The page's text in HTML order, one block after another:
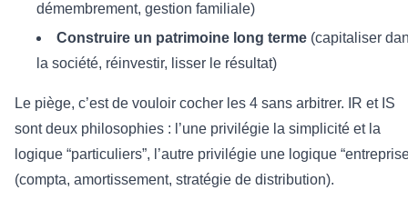
démembrement, gestion familiale)
Construire un patrimoine long terme (capitaliser
la société, réinvestir, lisser le résultat)
Le piège, c’est de vouloir cocher les 4 sans arbitrer. IR et IS
sont deux philosophies : l’une privilégie la simplicité et la
logique “particuliers”, l’autre privilégie une logique
(compta, amortissement, stratégie de distribution).